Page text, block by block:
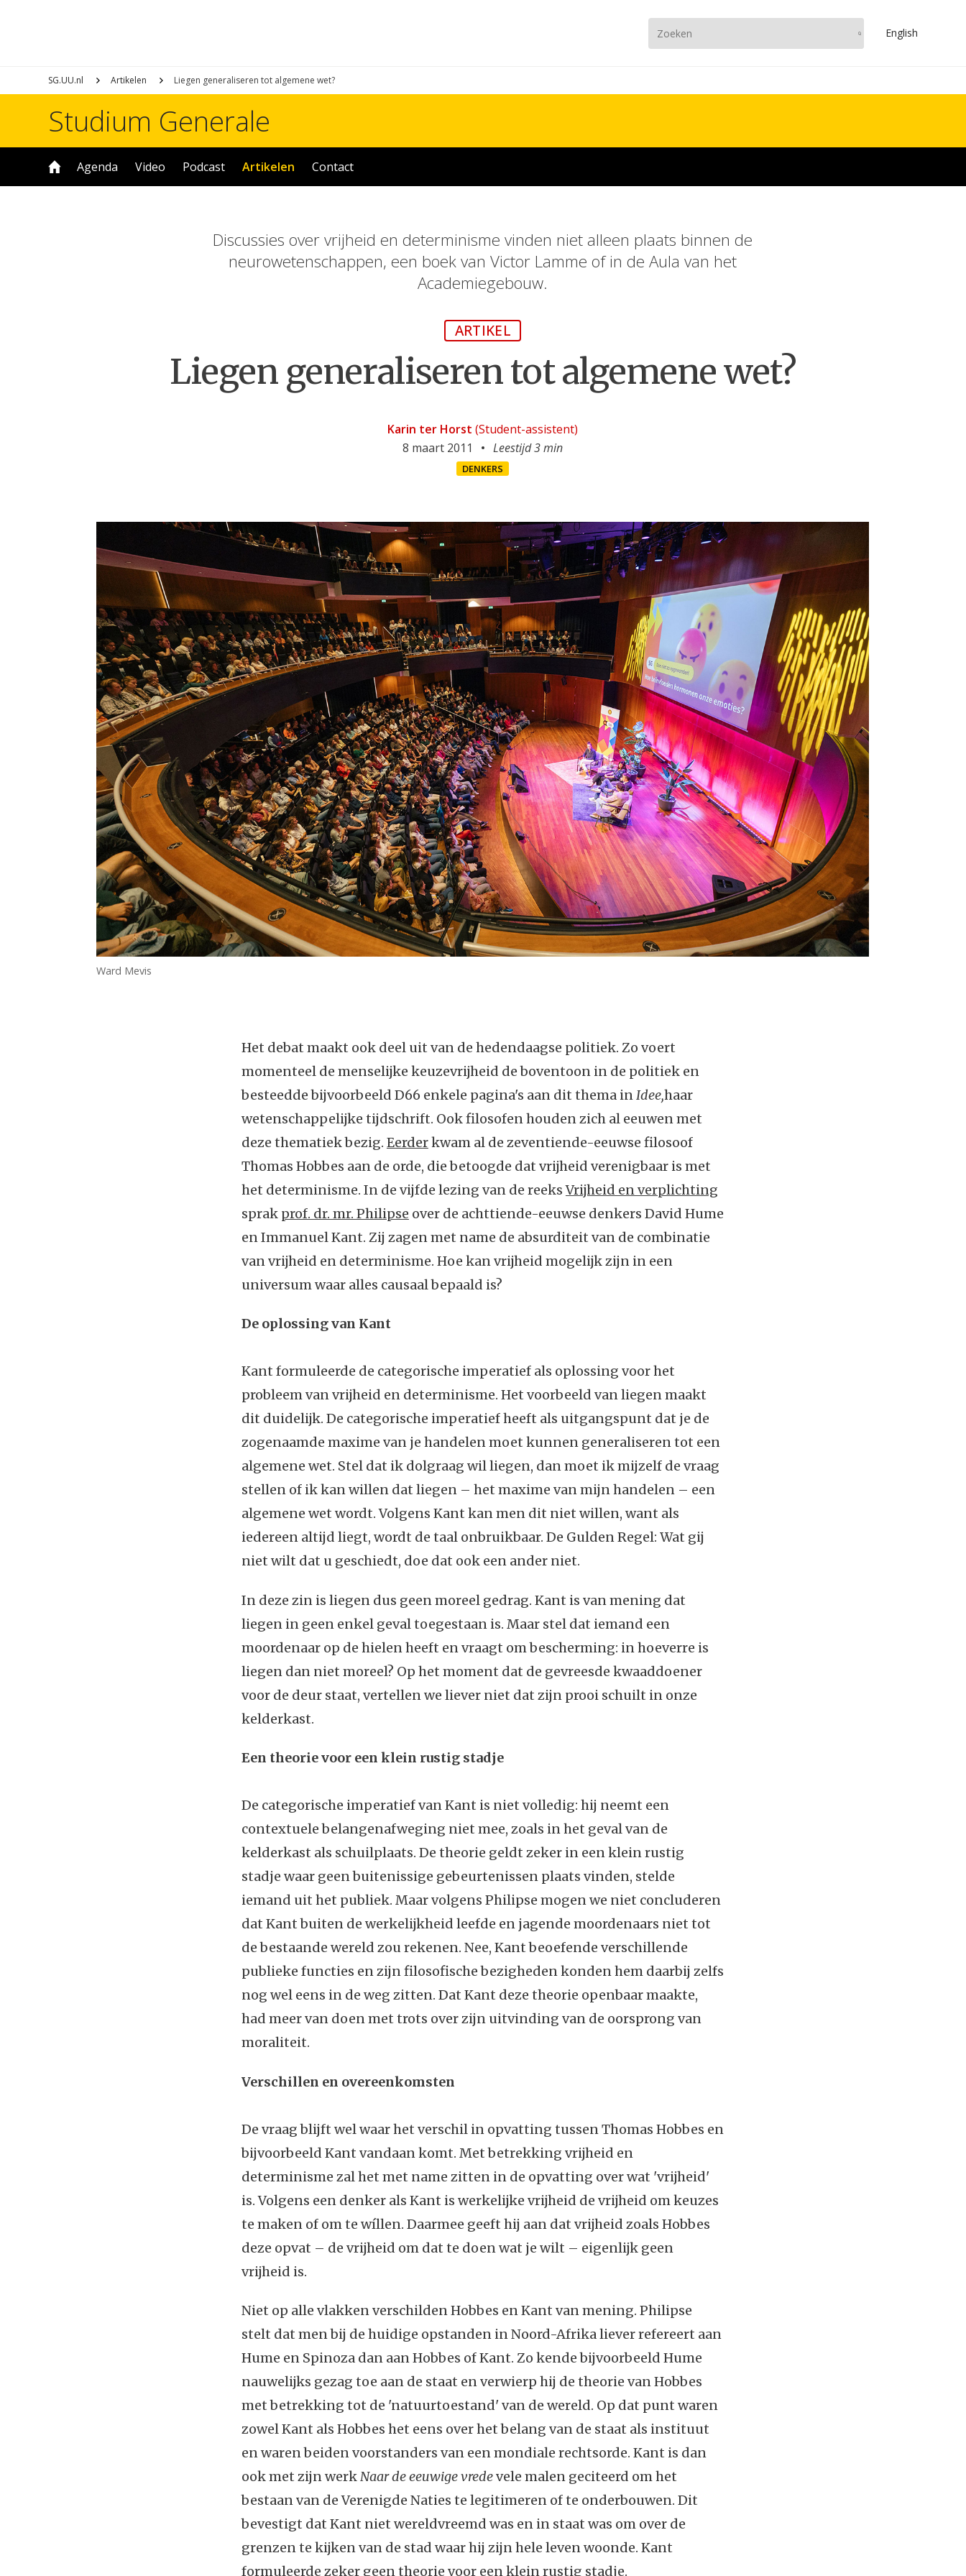
English
SG.UU.nl Artikelen Liegen generaliseren tot algemene wet?
Studium Generale
Agenda Video Podcast Artikelen Contact
Discussies over vrijheid en determinisme vinden niet alleen plaats binnen de
neurowetenschappen, een boek van Victor Lamme of in de Aula van het
Academiegebouw.
ARTIKEL
Liegen generaliseren tot algemene wet?
Karin ter Horst (Student-assistent)
8 maart 2011
Leestijd 3 min
DENKERS
Ward Mevis
Het debat maakt ook deel uit van de hedendaagse politiek. Zo voert
momenteel de menselijke keuzevrijheid de boventoon in de politiek en
besteedde bijvoorbeeld D66 enkele pagina's aan dit thema in Idee,haar
wetenschappelijke tijdschrift. Ook filosofen houden zich al eeuwen met
deze thematiek bezig. Eerderkwam al de zeventiende-eeuwse filosoof
Thomas Hobbes aan de orde, die betoogde dat vrijheid verenigbaar is met
het determinisme. In de vijfde lezing van de reeksVrijheid en verplichting
sprak prof. dr. mr. Philipse over de achttiende-eeuwse denkers David Hume
en Immanuel Kant. Zij zagen met name de absurditeit van de combinatie
van vrijheid en determinisme. Hoe kan vrijheid mogelijk zijn in een
universum waar alles causaal bepaald is?
De oplossing van Kant
Kant formuleerde de categorische imperatief als oplossing voor het
probleem van vrijheid en determinisme. Het voorbeeld van liegen maakt
dit duidelijk. De categorische imperatief heeft als uitgangspunt dat je de
zogenaamde maxime van je handelen moet kunnen generaliseren tot een
algemene wet. Stel dat ik dolgraag wil liegen, dan moet ik mijzelf de vraag
stellen of ik kan willen dat liegen – het maxime van mijn handelen – een
algemene wet wordt. Volgens Kant kan men dit niet willen, want als
iedereen altijd liegt, wordt de taal onbruikbaar. De Gulden Regel: Wat gij
niet wilt dat u geschiedt, doe dat ook een ander niet.
In deze zin is liegen dus geen moreel gedrag. Kant is van mening dat
liegen in geen enkel geval toegestaan is. Maar stel dat iemand een
moordenaar op de hielen heeft en vraagt om bescherming: in hoeverre is
liegen dan niet moreel? Op het moment dat de gevreesde kwaaddoener
voor de deur staat, vertellen we liever niet dat zijn prooi schuilt in onze
kelderkast.
Een theorie voor een klein rustig stadje
De categorische imperatief van Kant is niet volledig: hij neemt een
contextuele belangenafweging niet mee, zoals in het geval van de
kelderkast als schuilplaats. De theorie geldt zeker in een klein rustig
stadje waar geen buitenissige gebeurtenissen plaats vinden, stelde
iemand uit het publiek. Maar volgens Philipse mogen we niet concluderen
dat Kant buiten de werkelijkheid leefde en jagende moordenaars niet tot
de bestaande wereld zou rekenen. Nee, Kant beoefende verschillende
publieke functies en zijn filosofische bezigheden konden hem daarbij zelfs
nog wel eens in de weg zitten. Dat Kant deze theorie openbaar maakte,
had meer van doen met trots over zijn uitvinding van de oorsprong van
moraliteit.
Verschillen en overeenkomsten
De vraag blijft wel waar het verschil in opvatting tussen Thomas Hobbes en
bijvoorbeeld Kant vandaan komt. Met betrekking vrijheid en
determinisme zal het met name zitten in de opvatting over wat 'vrijheid'
is. Volgens een denker als Kant is werkelijke vrijheid de vrijheid om keuzes
te maken of om te wíllen. Daarmee geeft hij aan dat vrijheid zoals Hobbes
deze opvat – de vrijheid om dat te doen wat je wilt – eigenlijk geen
vrijheid is.
Niet op alle vlakken verschilden Hobbes en Kant van mening. Philipse
stelt dat men bij de huidige opstanden in Noord-Afrika liever refereert aan
Hume en Spinoza dan aan Hobbes of Kant. Zo kende bijvoorbeeld Hume
nauwelijks gezag toe aan de staat en verwierp hij de theorie van Hobbes
met betrekking tot de 'natuurtoestand' van de wereld. Op dat punt waren
zowel Kant als Hobbes het eens over het belang van de staat als instituut
en waren beiden voorstanders van een mondiale rechtsorde. Kant is dan
ook met zijn werkNaar de eeuwige vredevele malen geciteerd om het
bestaan van de Verenigde Naties te legitimeren of te onderbouwen. Dit
bevestigt dat Kant niet wereldvreemd was en in staat was om over de
grenzen te kijken van de stad waar hij zijn hele leven woonde. Kant
formuleerde zeker geen theorie voor een klein rustig stadje.